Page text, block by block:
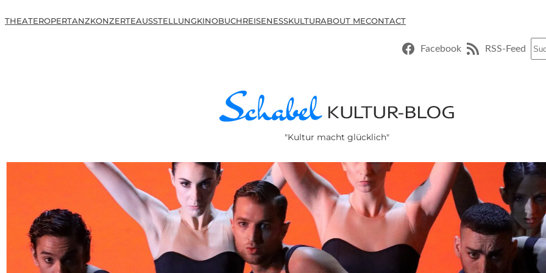
THEATEROPERTANZKONZERTEAUSSTELLUNGKINOBUCHREISENESSKULTURABOUT MECONTACT
Facebook RSS-Feed
"Kultur macht glücklich"